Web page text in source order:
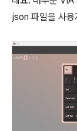
json 파일을 사용